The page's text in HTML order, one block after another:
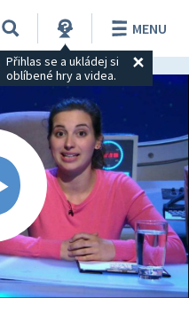
Přihlas se a ukládej si
oblíbené hry a videa.
MENU